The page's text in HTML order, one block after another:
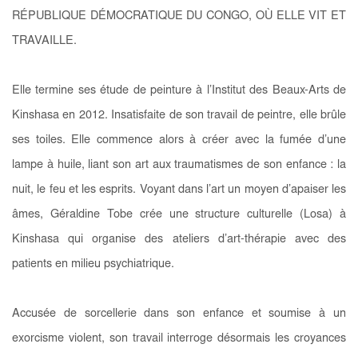
RÉPUBLIQUE DÉMOCRATIQUE DU CONGO, OÙ ELLE VIT ET
TRAVAILLE.
Elle termine ses étude de peinture à l’Institut des Beaux-Arts de
Kinshasa en 2012. Insatisfaite de son travail de peintre, elle brûle
ses toiles. Elle commence alors à créer avec la fumée d’une
lampe à huile, liant son art aux traumatismes de son enfance : la
nuit, le feu et les esprits. Voyant dans l’art un moyen d’apaiser les
âmes, Géraldine Tobe crée une structure culturelle (Losa) à
Kinshasa qui organise des ateliers d’art-thérapie avec des
patients en milieu psychiatrique.
Accusée de sorcellerie dans son enfance et soumise à un
exorcisme violent, son travail interroge désormais les croyances